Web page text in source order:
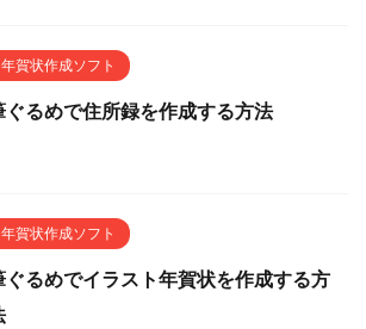
年賀状作成ソフト
ぐるめで住所録を作成する方法
年賀状作成ソフト
ぐるめでイラスト年賀状を作成する方